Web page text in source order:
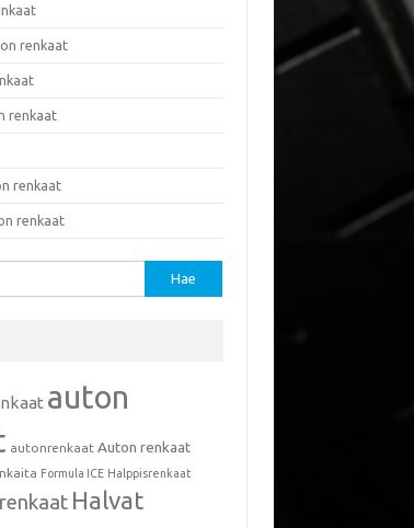
renkaat
renkaat
renkaat
renkaat
auton
autonrenkaat Auton renkaat
Formula ICE Halppisrenkaat
Halvat